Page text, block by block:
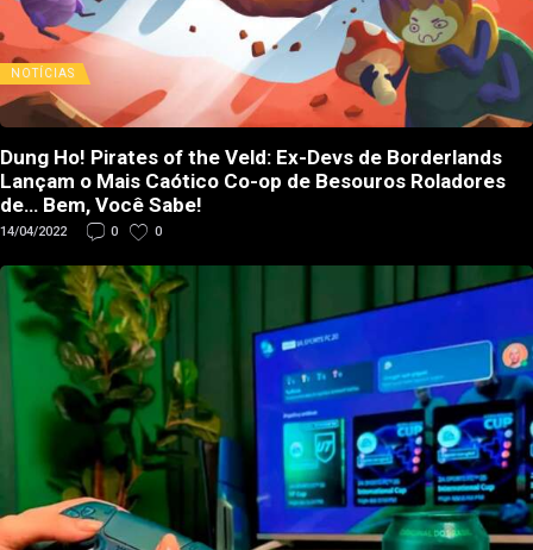
NOTÍCIAS
Dung Ho! Pirates of the Veld: Ex-Devs de Borderlands
Lançam o Mais Caótico Co-op de Besouros Roladores
de… Bem, Você Sabe!
14/04/2022 0 0